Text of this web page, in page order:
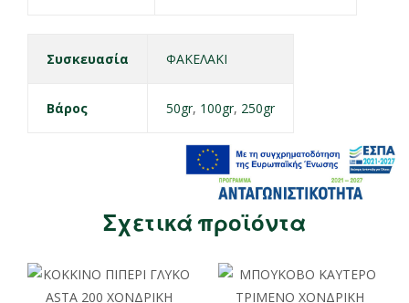
Συσκευασία ΦΑΚΕΛΑΚΙ
Βάρος 50gr, 100gr, 250gr
Σχετικά προϊόντα